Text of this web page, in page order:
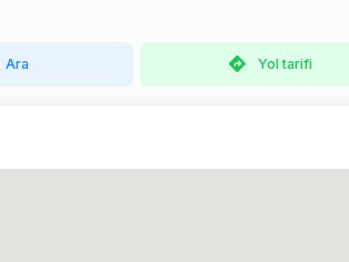
Ara Yol tarifi